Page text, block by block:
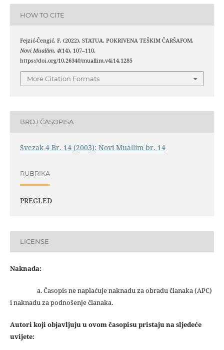
HOW TO CITE
Fejzić-Čengić, F. (2022). STATUA, POKRIVENA TEŠKIM ČARŠAFOM.
Novi Muallim, 4(14), 107–110.
https://doi.org/10.26340/muallim.v4i14.1285
More Citation Formats
BROJ ČASOPISA
Svezak 4 Br. 14 (2003): Novi Muallim br. 14
RUBRIKA
PREGLED
LICENSE
Naknada:
a. Časopis ne naplaćuje naknadu za obradu članaka (APC)
i naknadu za podnošenje članaka.
Autori koji objavljuju u ovom časopisu pristaju na sljedeće
uvijete: